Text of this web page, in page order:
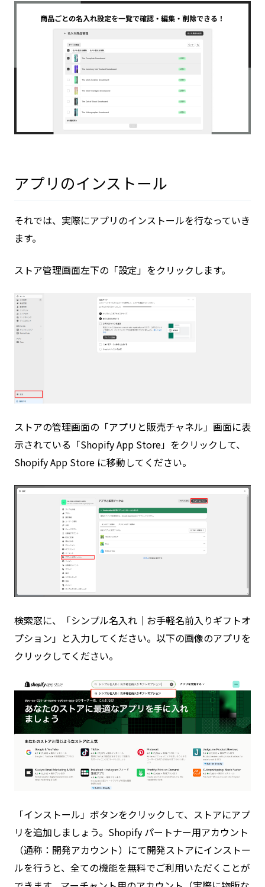
アプリのインストール
それでは、実際にアプリのインストールを行なっていき
ます。
ストア管理画面左下の「設定」をクリックします。
ストアの管理画面の「アプリと販売チャネル」画面に表
示されている「Shopify App Store」をクリックして、
Shopify App Store に移動してください。
検索窓に、「シンプル名入れ｜お手軽名前入りギフトオ
プション」と入力してください。以下の画像のアプリを
クリックしてください。
「インストール」ボタンをクリックして、ストアにアプ
リを追加しましょう。Shopify パートナー用アカウント
（通称：開発アカウント）にて開発ストアにインストー
ルを行うと、全ての機能を無料でご利用いただくことが